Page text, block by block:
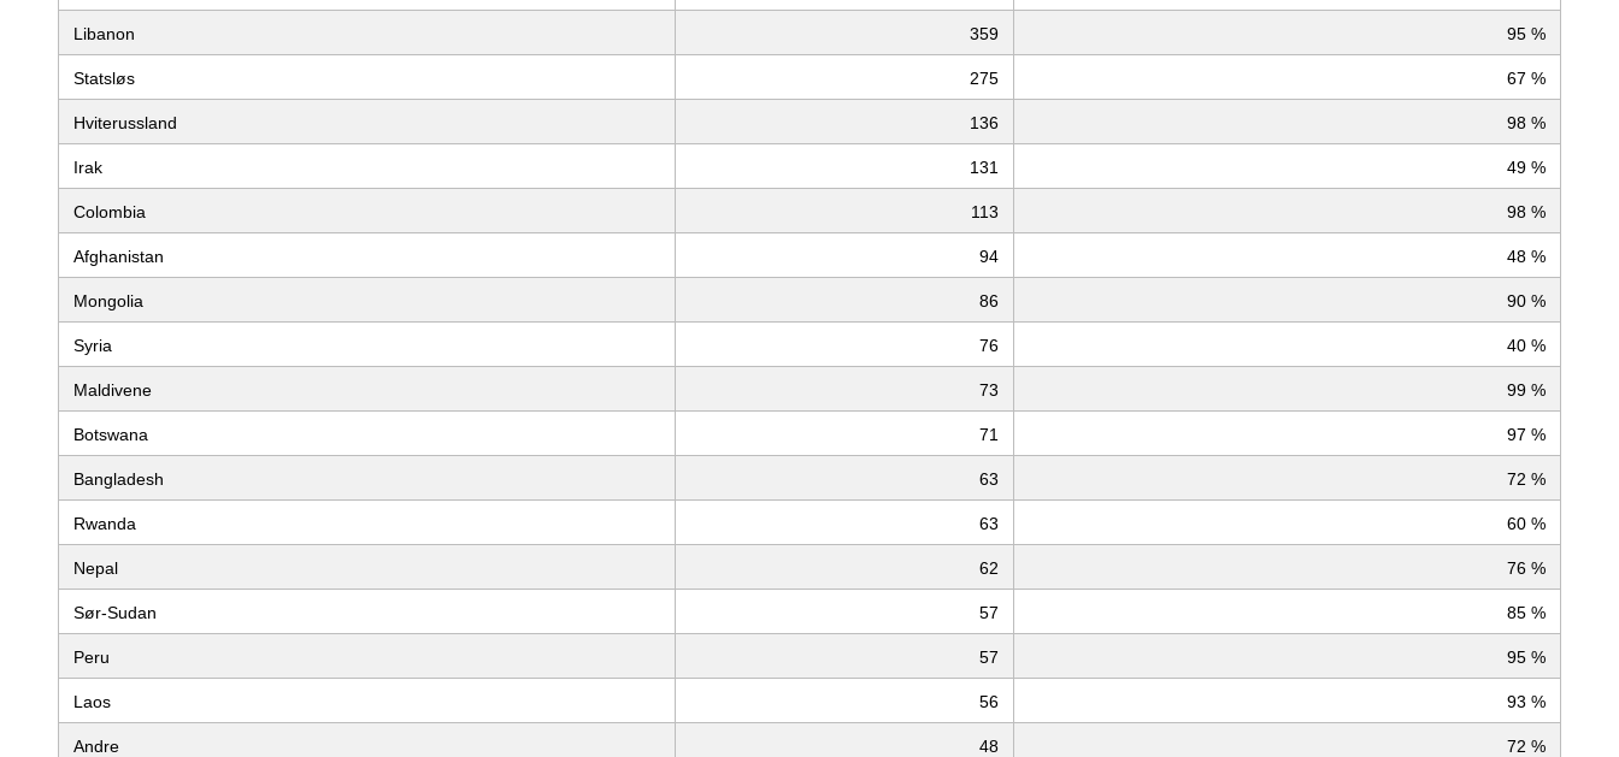
Libanon 359 95 %
Statsløs 275 67 %
Hviterussland 136 98 %
Irak 131 49 %
Colombia 113 98 %
Afghanistan 94 48 %
Mongolia 86 90 %
Syria 76 40 %
Maldivene 73 99 %
Botswana 71 97 %
Bangladesh 63 72 %
Rwanda 63 60 %
Nepal 62 76 %
Sør-Sudan 57 85 %
Peru 57 95 %
Laos 56 93 %
Andre 48 72 %